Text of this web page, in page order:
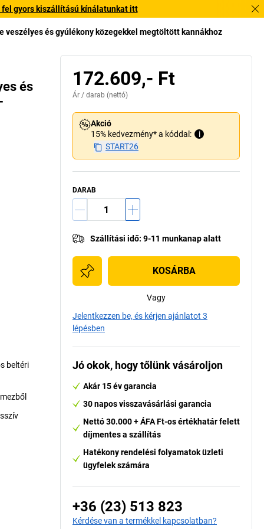
fel gyors kiszállítású kínálatunkat itt
veszélyes és gyúlékony közegekkel megtöltött kannákhoz
és
beltéri
172.609,- Ft
Ár / darab (nettó)
Akció
15% kedvezmény* a kóddal:
i
START26
DARAB
Szállítási idő: 9-11 munkanap alatt
KOSÁRBA
Vagy
Jelentkezzen be, és kérjen ajánlatot 3
lépésben
Jó okok, hogy tőlünk vásároljon
Akár 15 év garancia
30 napos visszavásárlási garancia
Nettó 30.000 + ÁFA Ft-os értékhatár felett
díjmentes a szállítás
Hatékony rendelési folyamatok üzleti
ügyfelek számára
+36 (23) 513 823
Kérdése van a termékkel kapcsolatban?